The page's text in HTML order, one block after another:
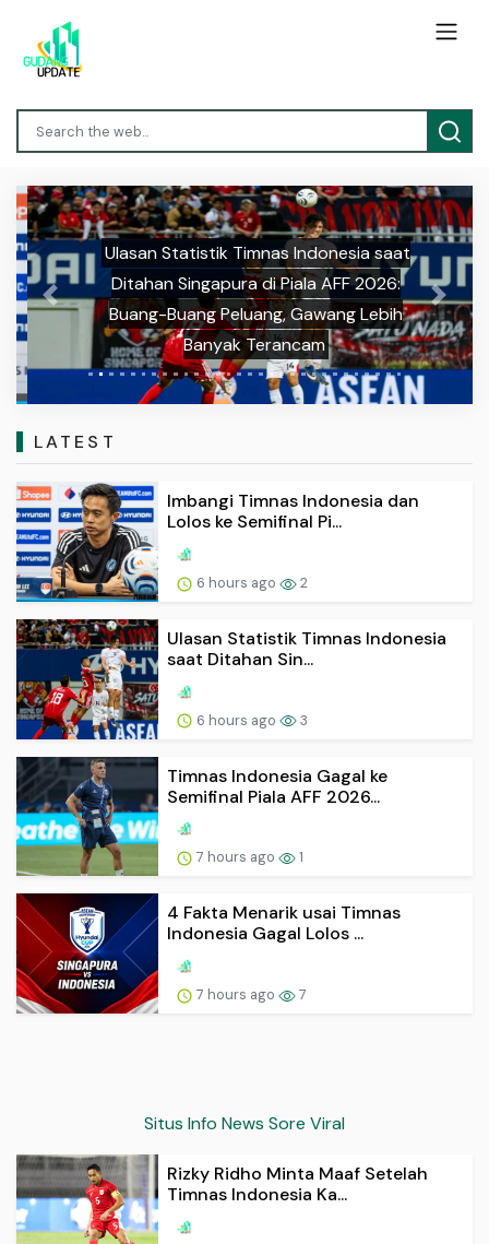
Ulasan Statistik Timnas Indonesia saat
Ditahan Singapura di Piala AFF 2026:
Buang-Buang Peluang, Gawang Lebih
Banyak Terancam
Previous Next
LATEST
Imbangi Timnas Indonesia dan
Lolos ke Semifinal Pi...
6 hours ago 2
Ulasan Statistik Timnas Indonesia
saat Ditahan Sin...
6 hours ago 3
Timnas Indonesia Gagal ke
Semifinal Piala AFF 2026...
7 hours ago 1
4 Fakta Menarik usai Timnas
Indonesia Gagal Lolos ...
7 hours ago 7
Situs Info News Sore Viral
Rizky Ridho Minta Maaf Setelah
Timnas Indonesia Ka...